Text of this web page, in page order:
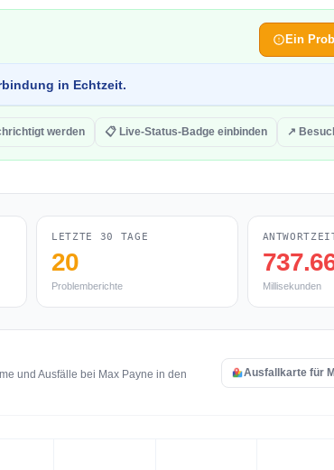
Ein
in Echtzeit.
werden 📋 Live-Status-Badge einbinden ↗
LETZTE 30 TAGE
20
Problemberichte Millisekunden
und Ausfälle bei Max Payne in den
Ausfallkarte für